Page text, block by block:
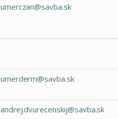
umerczan@savba.sk
umerderm@savba.sk
andrej.dvurecenskij@savba.sk